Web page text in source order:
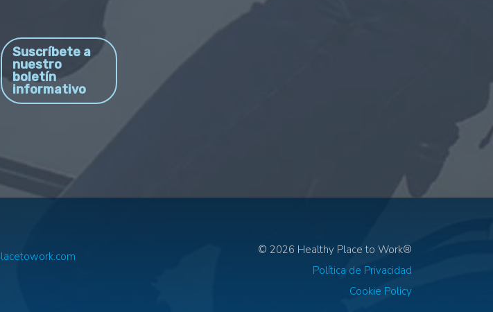
Suscríbete a
nuestro
boletín
informativo
© 2026 Healthy Place to Work®
Política de Privacidad
Cookie Policy